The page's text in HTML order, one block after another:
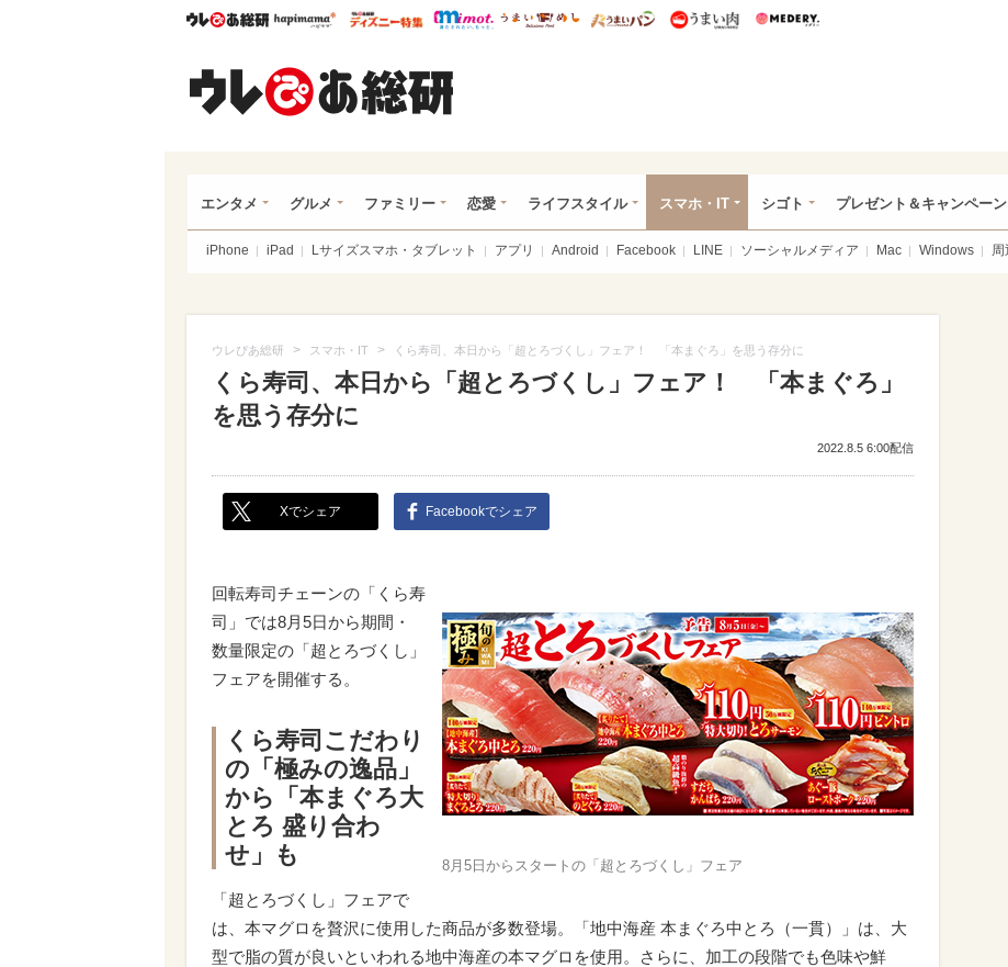
ウレぴあ総研ハピママ* ウレぴあ総研 ディズニー特集
mimot. うまいめし うまいパン うまい肉
エンタメ グルメ ファミリー 恋愛 ライフスタイル スマホ・IT シゴト プレゼント＆キャンペーン
iPhone iPad Lサイズスマホ・タブレット アプリ Android Facebook LINE ソーシャルメディア Mac Windows 周
ウレぴあ総研 > スマホ・IT > くら寿司、本日から「超とろづくし」フェア！ 「本まぐろ」を思う存分に
くら寿司、本日から「超とろづくし」フェア！ 「本まぐろ」
を思う存分に
2022.8.5 6:00配信
Xでシェア Facebookでシェア
8月5日からスタートの「超とろづくし」フェア
回転寿司チェーンの「くら寿
司」では8月5日から期間・
数量限定の「超とろづくし」
フェアを開催する。
くら寿司こだわり
の「極みの逸品」
から「本まぐろ大
とろ 盛り合わ
せ」も
「超とろづくし」フェアで
は、本マグロを贅沢に使用した商品が多数登場。「地中海産 本まぐろ中とろ（一貫）」は、大
型で脂の質が良いといわれる地中海産の本マグロを使用。さらに、加工の段階でも色味や鮮